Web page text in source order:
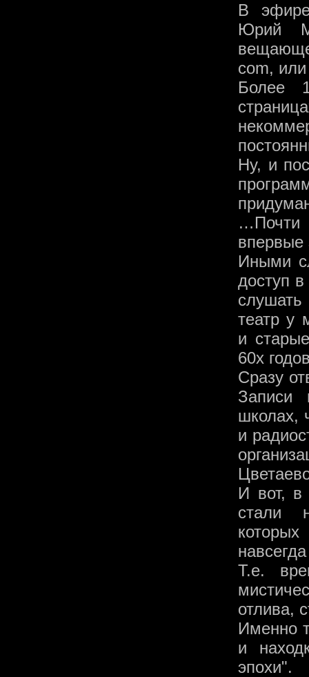
В
Юрий
com,
Более
Ну, и
…Почти
впервые
Иными
доступ
театр у
и
60х
Сразу
Записи
школах,
и
И вот, в
стали
Т.е.
отлива,
Именно
и
эпохи".